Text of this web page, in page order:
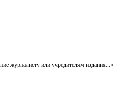
журналисту или учредителям издания...»